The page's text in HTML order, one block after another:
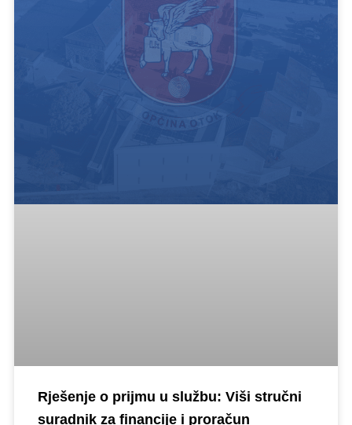
Rješenje o prijmu u službu: Viši stručni
suradnik za financije i proračun